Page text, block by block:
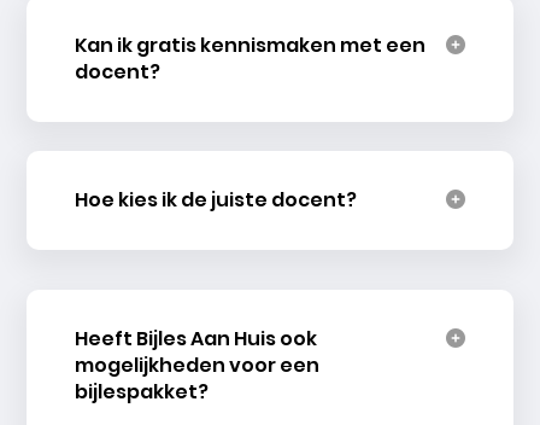
Kan ik gratis kennismaken met een
docent?
Hoe kies ik de juiste docent?
Heeft Bijles Aan Huis ook
mogelijkheden voor een
bijlespakket?